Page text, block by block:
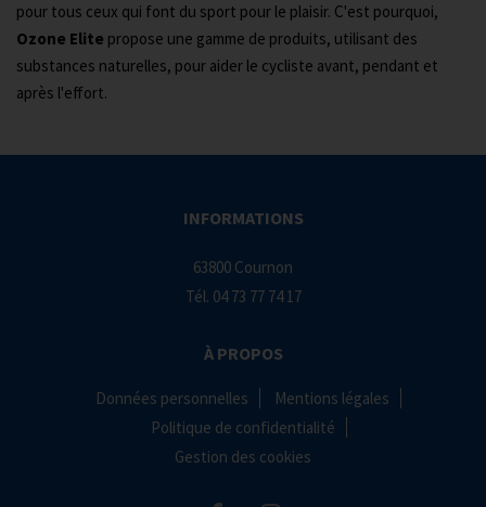
pour tous ceux qui font du sport pour le plaisir. C'est pourquoi,
Ozone Elite propose une gamme de produits, utilisant des
substances naturelles, pour aider le cycliste avant, pendant et
après l'effort.
INFORMATIONS
63800 Cournon
Tél. 04 73 77 74 17
À PROPOS
Données personnelles
Mentions légales
Politique de confidentialité
Gestion des cookies